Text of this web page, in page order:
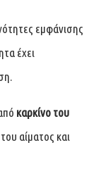
εμφάνισης
έχει
καρκίνο του
αίματος και